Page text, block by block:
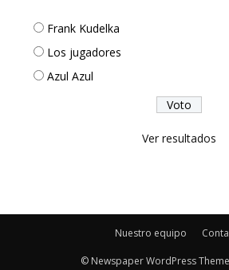
Frank Kudelka
Los jugadores
Azul Azul
Ver resultados
Nuestro equipo
© Newspaper WordPress